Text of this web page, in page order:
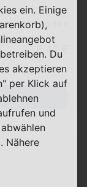
5,99 €
6,41 €
ein. Einige
Du
akzeptieren
per Klick auf
und
Nähere